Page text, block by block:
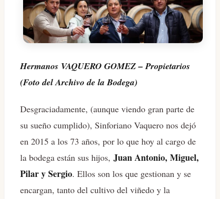
Hermanos VAQUERO GOMEZ – Propietarios
(Foto del Archivo de la Bodega)
Desgraciadamente, (aunque viendo gran parte de
su sueño cumplido), Sinforiano Vaquero nos dejó
en 2015 a los 73 años, por lo que hoy al cargo de
la bodega están sus hijos, Juan Antonio, Miguel,
Pilar y Sergio. Ellos son los que gestionan y se
encargan, tanto del cultivo del viñedo y la